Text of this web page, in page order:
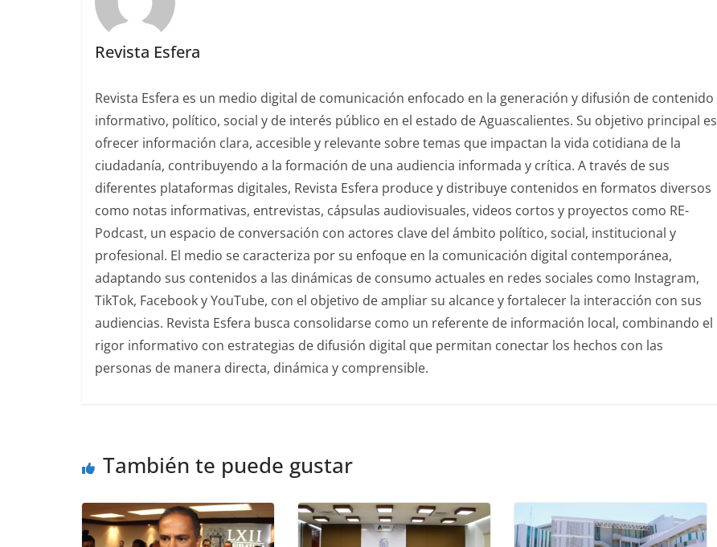
Revista Esfera
Revista Esfera es un medio digital de comunicación enfocado en la generación y difusión de contenido
informativo, político, social y de interés público en el estado de Aguascalientes. Su objetivo principal es
ofrecer información clara, accesible y relevante sobre temas que impactan la vida cotidiana de la
ciudadanía, contribuyendo a la formación de una audiencia informada y crítica. A través de sus
diferentes plataformas digitales, Revista Esfera produce y distribuye contenidos en formatos diversos
como notas informativas, entrevistas, cápsulas audiovisuales, videos cortos y proyectos como RE-
Podcast, un espacio de conversación con actores clave del ámbito político, social, institucional y
profesional. El medio se caracteriza por su enfoque en la comunicación digital contemporánea,
adaptando sus contenidos a las dinámicas de consumo actuales en redes sociales como Instagram,
TikTok, Facebook y YouTube, con el objetivo de ampliar su alcance y fortalecer la interacción con sus
audiencias. Revista Esfera busca consolidarse como un referente de información local, combinando el
rigor informativo con estrategias de difusión digital que permitan conectar los hechos con las
personas de manera directa, dinámica y comprensible.
También te puede gustar